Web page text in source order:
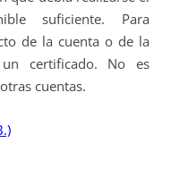
suficiente. Para
de la cuenta o de la
certificado. No es
cuentas.